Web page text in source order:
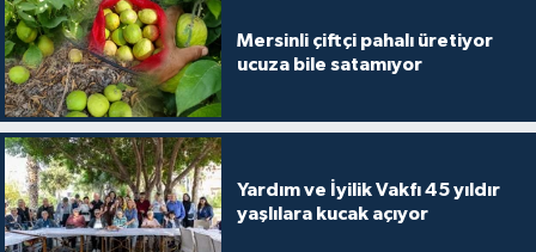
Mersinli çiftçi pahalı üretiyor
ucuza bile satamıyor
Yardım ve İyilik Vakfı 45 yıldır
yaşlılara kucak açıyor